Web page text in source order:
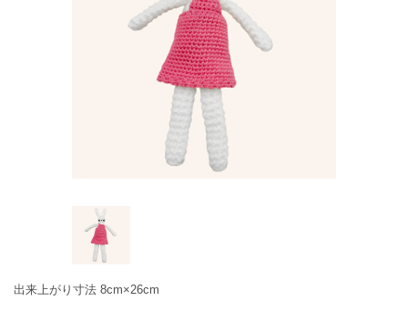
出来上がり寸法 8cm×26cm